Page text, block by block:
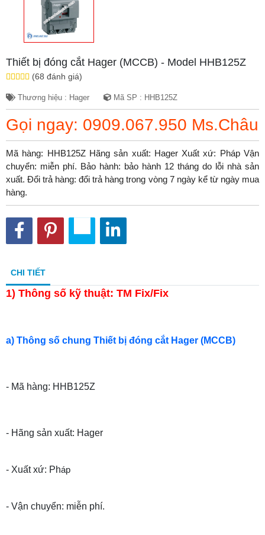
Thiết bị đóng cắt Hager (MCCB) - Model HHB125Z
(68 đánh giá)
Thương hiệu : Hager Mã SP : HHB125Z
Gọi ngay: 0909.067.950 Ms.Châu
Mã hàng: HHB125Z Hãng sản xuất: Hager Xuất xứ: Pháp Vận
chuyển: miễn phí. Bảo hành: bảo hành 12 tháng do lỗi nhà sản
xuất. Đổi trả hàng: đổi trả hàng trong vòng 7 ngày kể từ ngày mua
hàng.
CHI TIẾT
1) Thông số kỹ thuật: TM Fix/Fix
a) Thông số chung Thiết bị đóng cắt Hager (MCCB)
- Mã hàng: HHB125Z
- Hãng sản xuất: Hager
- Xuất xứ: Pháp
- Vận chuyển: miễn phí.